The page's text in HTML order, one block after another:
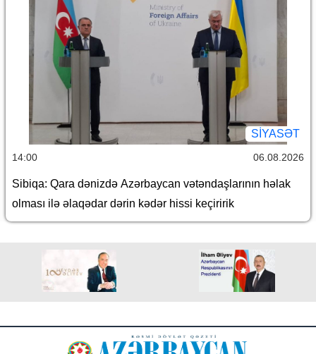
SİYASƏT
14:00 06.08.2026
Sibiqa: Qara dənizdə Azərbaycan vətəndaşlarının həlak
olması ilə əlaqədar dərin kədər hissi keçiririk